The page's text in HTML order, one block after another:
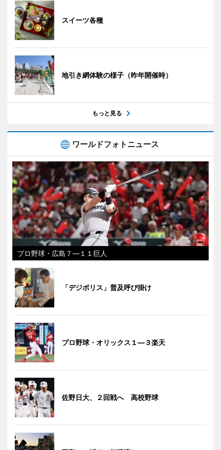
スイーツ各種
地引き網体験の様子（昨年開催時）
もっと見る
ワールドフォトニュース
プロ野球・広島７―１１巨人
「デジポリス」普及呼び掛け
プロ野球・オリックス１―３楽天
佐野日大、２回戦へ 高校野球